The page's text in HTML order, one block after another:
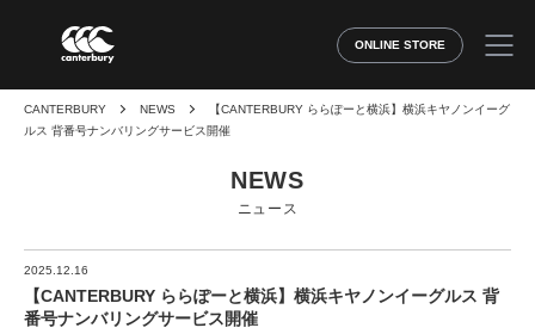
ONLINE STORE
CANTERBURY NEWS
【CANTERBURY ららぽーと横浜】横浜キヤノンイーグ
ルス 背番号ナンバリングサービス開催
NEWS
ニュース
2025.12.16
【CANTERBURY ららぽーと横浜】横浜キヤノンイーグルス 背
番号ナンバリングサービス開催